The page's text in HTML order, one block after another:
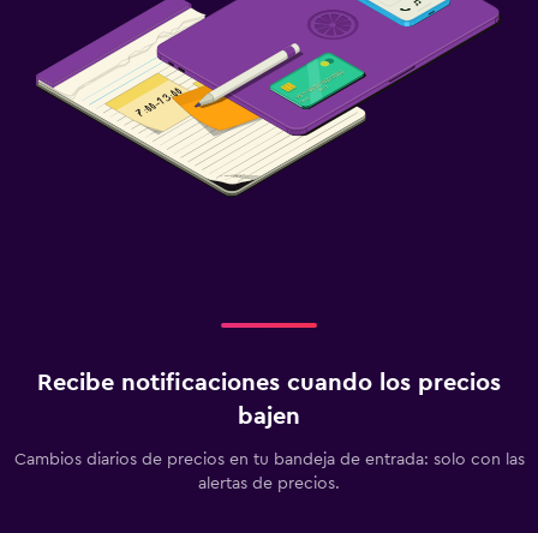
Recibe notificaciones cuando los precios
bajen
Cambios diarios de precios en tu bandeja de entrada: solo con las
alertas de precios.